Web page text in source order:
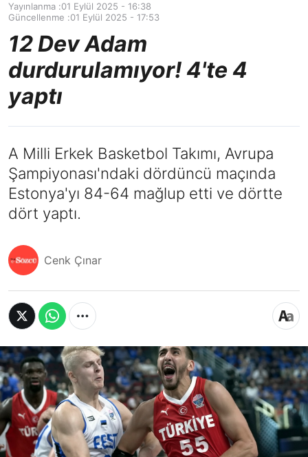
Yayınlanma :01 Eylül 2025 - 16:38
Güncellenme :01 Eylül 2025 - 17:53
12 Dev Adam
durdurulamıyor! 4'te 4
yaptı
A Milli Erkek Basketbol Takımı, Avrupa
Şampiyonası'ndaki dördüncü maçında
Estonya'yı 84-64 mağlup etti ve dörtte
dört yaptı.
Cenk Çınar